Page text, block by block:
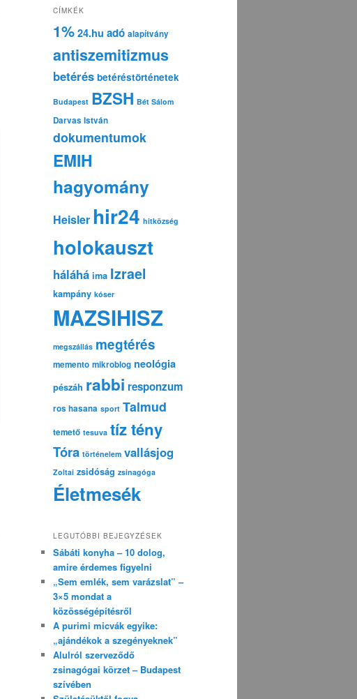
e
é
CÍMKÉK
1% 24.hu adó alapítvány
antiszemitizmus
betérés betéréstörténetek
Budapest BZSH Bét Sálom
Darvas István
dokumentumok
EMIH
hagyomány
Heisler hir24 hitközség
holokauszt
háláhá ima Izrael
kampány kóser
MAZSIHISZ
megszállás megtérés
memento mikroblog neológia
pészáh rabbi responzum
ros hasana sport Talmud
temető tesuva tíz tény
Tóra történelem vallásjog
Zoltai zsidóság zsinagóga
Életmesék
LEGUTÓBBI BEJEGYZÉSEK
Sábáti konyha – 10 dolog,
amire érdemes figyelni
„Sem emlék, sem varázslat” –
3×5 mondat a
közösségépítésről
A purimi micvák egyike:
„ajándékok a szegényeknek”
Alulról szerveződő
zsinagógai körzet – Budapest
szívében